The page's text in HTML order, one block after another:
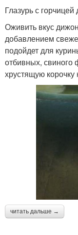
Глазурь с
Оживить вкус
добавлением
подойдет для
отбивных, свиного
хрустящую корочку
читать дальше →